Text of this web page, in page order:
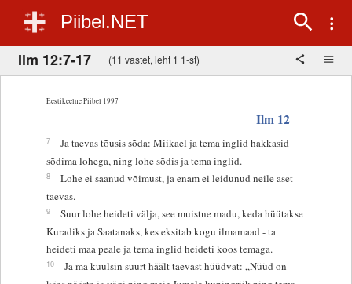
Piibel.NET
Ilm 12:7-17 (11 vastet, leht 1 1-st)
Eestikeelne Piibel 1997
Ilm 12
7
Ja taevas tõusis sõda: Miikael ja tema inglid hakkasid
sõdima lohega, ning lohe sõdis ja tema inglid.
8
Lohe ei saanud võimust, ja enam ei leidunud neile aset
taevas.
9
Suur lohe heideti välja, see muistne madu, keda hüütakse
Kuradiks ja Saatanaks, kes eksitab kogu ilmamaad - ta
heideti maa peale ja tema inglid heideti koos temaga.
10
Ja ma kuulsin suurt häält taevast hüüdvat: „Nüüd on